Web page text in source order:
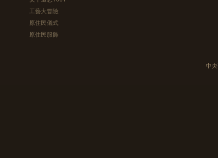
工藝大冒險
原住民儀式
原住民服飾
中